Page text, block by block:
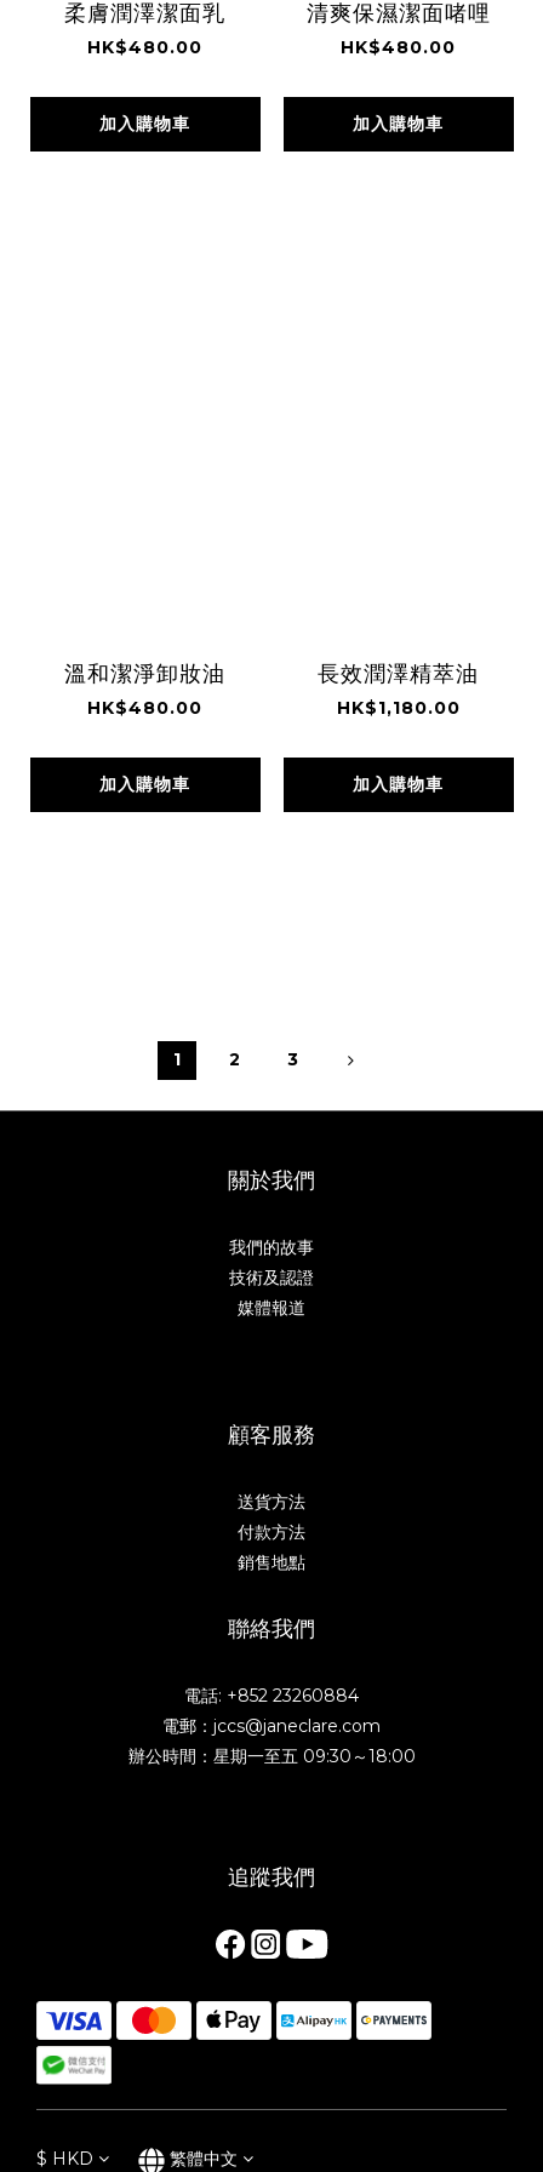
柔膚潤澤潔面乳
HK$480.00
加入購物車
清爽保濕潔面啫哩
HK$480.00
加入購物車
溫和潔淨卸妝油
HK$480.00
加入購物車
長效潤澤精萃油
HK$1,180.00
加入購物車
1 2 3
關於我們
我們的故事
技術及認證
媒體報道
顧客服務
送貨方法
付款方法
銷售地點
聯絡我們
電話: +852 23260884
電郵：jccs@janeclare.com
辦公時間：星期一至五 09:30～18:00
追蹤我們
$ HKD 繁體中文